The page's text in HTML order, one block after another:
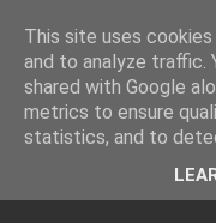
This site uses
and to analyze traffic.
shared with Google
metrics to ensure
statistics, and to